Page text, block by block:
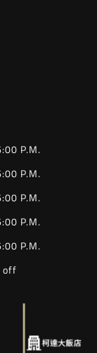
P.M.
P.M.
P.M.
P.M.
P.M.
off